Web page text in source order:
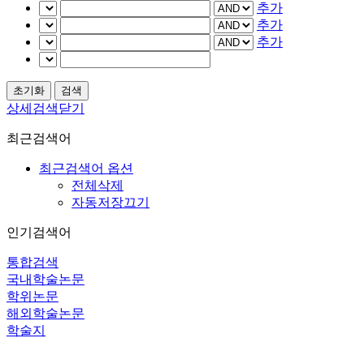
추가
추가
추가
상세검색닫기
최근검색어
최근검색어 옵션
전체삭제
자동저장끄기
인기검색어
통합검색
국내학술논문
학위논문
해외학술논문
학술지